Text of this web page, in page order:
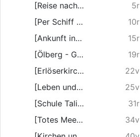
[Reise nach Genua]
5r
[Per Schiff "Prinz Heinrich" nach Jaffa]
10r
[Ankunft in Palästina und Fahrt nach Jerusalem]
15r
[Ölberg - Grabeskirche - Auguste Victoria-Stiftung]
19r
[Erlöserkirche - Felsendom - Klagemauer]
22v
[Leben und Treiben in Jerusalem]
25v
[Schule Talitha Kumi und Bethlehem]
31r
[Totes Meer und Jericho]
34v